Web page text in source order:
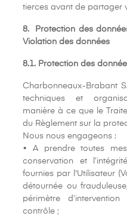
tierces avant de partager
8. Protection des
Violation des données
8.1. Protection des
Charbonneaux-Brabant
techniques et
manière à ce que le
du Règlement sur la
Nous nous engageons :
• A prendre toutes
conservation et
fournies par l'Utilisateur
détournée ou
périmètre
contrôle ;